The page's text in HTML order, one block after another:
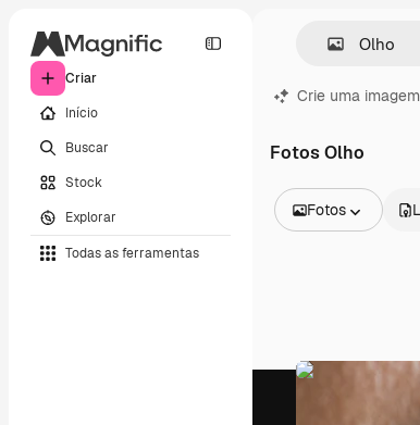
Criar
Início
Buscar
Stock
Explorar
Todas as ferramentas
Crie uma
Fotos Olho
Fotos
Vídeos